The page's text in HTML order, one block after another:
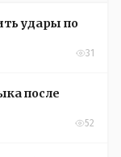
удары по
31
после
52